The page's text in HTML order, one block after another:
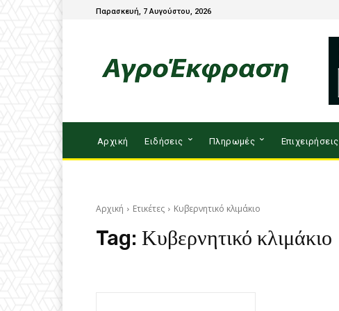
Παρασκευή, 7 Αυγούστου, 2026
Αρχική Ειδήσεις Πληρωμές Επιχειρήσεις
Αρχική Ετικέτες Κυβερνητικό κλιμάκιο
Tag: Κυβερνητικό κλιμάκιο